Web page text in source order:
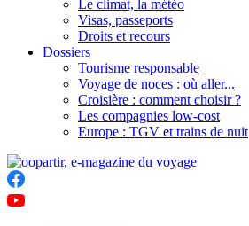
Le climat, la météo
Visas, passeports
Droits et recours
Dossiers
Tourisme responsable
Voyage de noces : où aller...
Croisière : comment choisir ?
Les compagnies low-cost
Europe : TGV et trains de nuit